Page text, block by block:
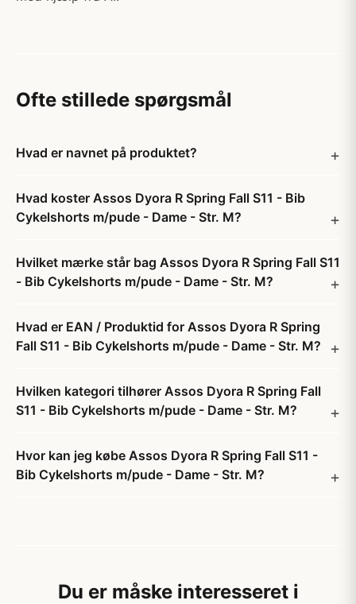
Ofte stillede spørgsmål
Hvad er navnet på produktet?
Hvad koster Assos Dyora R Spring Fall S11 - Bib
Cykelshorts m/pude - Dame - Str. M?
Hvilket mærke står bag Assos Dyora R Spring Fall S11
- Bib Cykelshorts m/pude - Dame - Str. M?
Hvad er EAN / Produktid for Assos Dyora R Spring
Fall S11 - Bib Cykelshorts m/pude - Dame - Str. M?
Hvilken kategori tilhører Assos Dyora R Spring Fall
S11 - Bib Cykelshorts m/pude - Dame - Str. M?
Hvor kan jeg købe Assos Dyora R Spring Fall S11 -
Bib Cykelshorts m/pude - Dame - Str. M?
Du er måske interesseret i